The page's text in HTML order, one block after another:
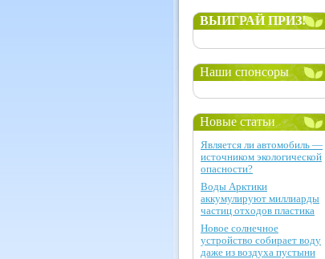
ВЫИГРАЙ ПРИЗ!
Наши спонсоры
Новые статьи
Является ли автомобиль —
источником экологической
опасности?
Воды Арктики
аккумулируют миллиарды
частиц отходов пластика
Новое солнечное
устройство собирает воду
даже из воздуха пустыни